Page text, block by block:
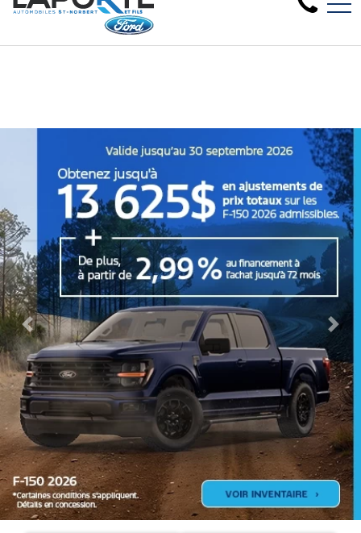
Nous avons besoin de
1881 Rue Principale, Saint-Norbert, QC, CA J0K 3C0
EN
Previous Next